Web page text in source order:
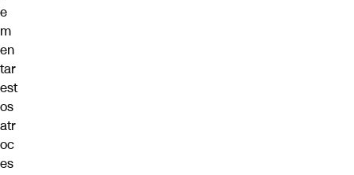
e
m
en
tar
est
os
atr
oc
es